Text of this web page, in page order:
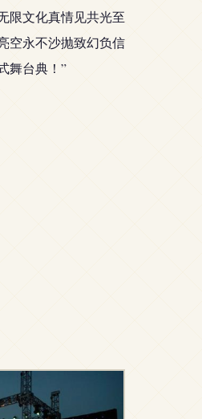
限文化真情见共光至
空永不沙抛致幻负信
舞台典！”